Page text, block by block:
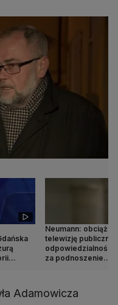
Neumann:
telewizję publiczną
odpowiedzialnością
za podnoszenie
Adamowicza